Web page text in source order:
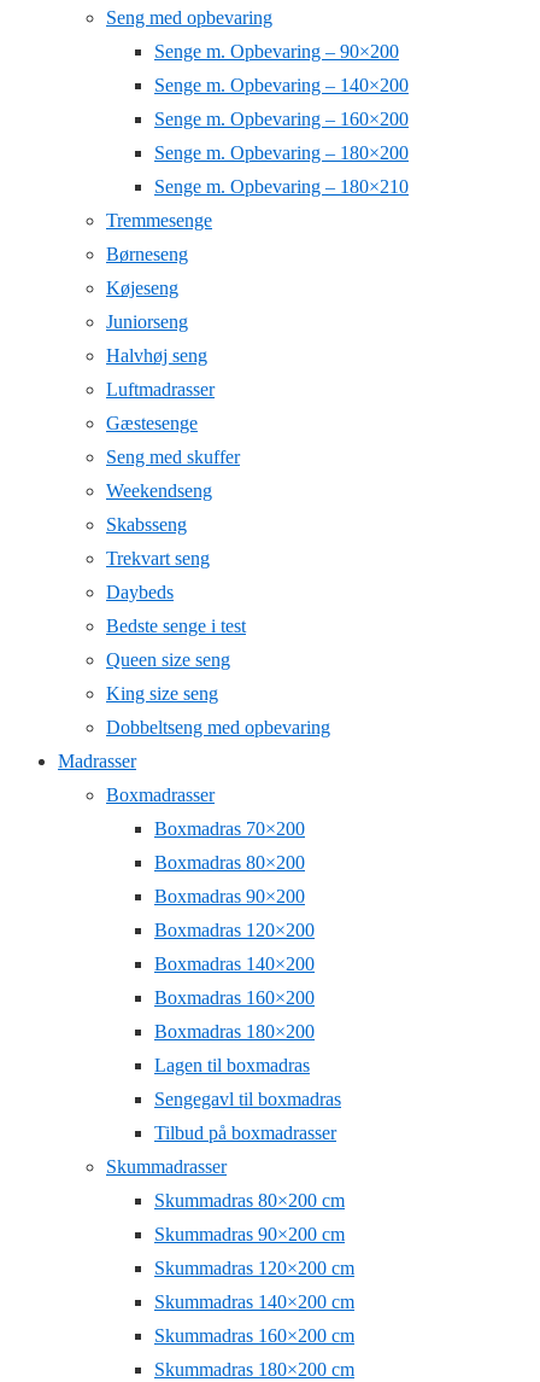
Seng med opbevaring
Senge m. Opbevaring – 90×200
Senge m. Opbevaring – 140×200
Senge m. Opbevaring – 160×200
Senge m. Opbevaring – 180×200
Senge m. Opbevaring – 180×210
Tremmesenge
Børneseng
Køjeseng
Juniorseng
Halvhøj seng
Luftmadrasser
Gæstesenge
Seng med skuffer
Weekendseng
Skabsseng
Trekvart seng
Daybeds
Bedste senge i test
Queen size seng
King size seng
Dobbeltseng med opbevaring
Madrasser
Boxmadrasser
Boxmadras 70×200
Boxmadras 80×200
Boxmadras 90×200
Boxmadras 120×200
Boxmadras 140×200
Boxmadras 160×200
Boxmadras 180×200
Lagen til boxmadras
Sengegavl til boxmadras
Tilbud på boxmadrasser
Skummadrasser
Skummadras 80×200 cm
Skummadras 90×200 cm
Skummadras 120×200 cm
Skummadras 140×200 cm
Skummadras 160×200 cm
Skummadras 180×200 cm